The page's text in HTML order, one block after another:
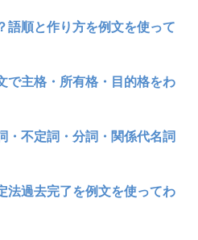
語順と作り方を例文を使って
で主格・所有格・目的格をわ
・不定詞・分詞・関係代名詞
法過去完了を例文を使ってわ